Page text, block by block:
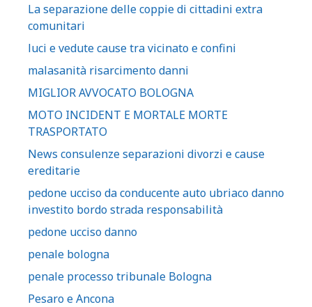
La separazione delle coppie di cittadini extra
comunitari
luci e vedute cause tra vicinato e confini
malasanità risarcimento danni
MIGLIOR AVVOCATO BOLOGNA
MOTO INCIDENT E MORTALE MORTE
TRASPORTATO
News consulenze separazioni divorzi e cause
ereditarie
pedone ucciso da conducente auto ubriaco danno
investito bordo strada responsabilità
pedone ucciso danno
penale bologna
penale processo tribunale Bologna
Pesaro e Ancona